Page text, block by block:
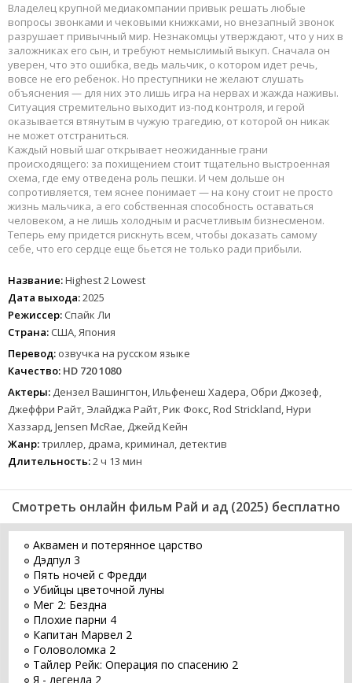
Владелец крупной медиакомпании привык решать любые
вопросы звонками и чековыми книжками, но внезапный звонок
разрушает привычный мир. Незнакомцы утверждают, что у них в
заложниках его сын, и требуют немыслимый выкуп. Сначала он
уверен, что это ошибка, ведь мальчик, о котором идет речь,
вовсе не его ребенок. Но преступники не желают слушать
объяснения — для них это лишь игра на нервах и жажда наживы.
Ситуация стремительно выходит из-под контроля, и герой
оказывается втянутым в чужую трагедию, от которой он никак
не может отстраниться.
Каждый новый шаг открывает неожиданные грани
происходящего: за похищением стоит тщательно выстроенная
схема, где ему отведена роль пешки. И чем дольше он
сопротивляется, тем яснее понимает — на кону стоит не просто
жизнь мальчика, а его собственная способность оставаться
человеком, а не лишь холодным и расчетливым бизнесменом.
Теперь ему придется рискнуть всем, чтобы доказать самому
себе, что его сердце еще бьется не только ради прибыли.
Название:Highest 2 Lowest
Дата выхода:2025
Режиссер: Спайк Ли
Страна: США, Япония
Перевод: озвучка на русском языке
Качество: HD 720 1080
Актеры: Дензел Вашингтон, Ильфенеш Хадера, Обри Джозеф,
Джеффри Райт, Элайджа Райт, Рик Фокс, Rod Strickland, Нури
Хаззард, Jensen McRae, Джейд Кейн
Жанр:триллер, драма, криминал, детектив
Длительность:2 ч 13 мин
Смотреть онлайн фильм Рай и ад (2025) бесплатно
Аквамен и потерянное царство
Дэдпул 3
Пять ночей с Фредди
Убийцы цветочной луны
Мег 2: Бездна
Плохие парни 4
Капитан Марвел 2
Головоломка 2
Тайлер Рейк: Операция по спасению 2
Я - легенда 2